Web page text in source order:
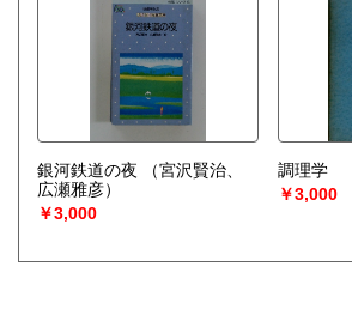
銀河鉄道の夜
（宮沢賢治、
広瀬雅彦）
￥3,000
調理学
￥3,000